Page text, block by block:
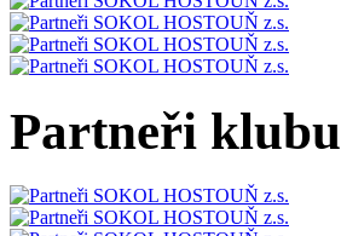
Partneři klubu